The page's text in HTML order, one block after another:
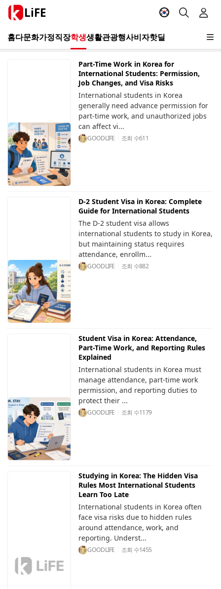
LiFE
홈다문화가정직장학생생활관광행사비자핫딜
Part-Time Work in Korea for
International Students: Permission,
Job Changes, and Visa Risks
International students in Korea
generally need advance permission for
part-time work, and unauthorized jobs
can affect vi...
GOODLIFE 조회 수611
D-2 Student Visa in Korea: Complete
Guide for International Students
The D-2 student visa allows
international students to study in Korea,
but maintaining status requires
attendance, enrollm...
GOODLIFE 조회 수882
Student Visa in Korea: Attendance,
Part-Time Work, and Reporting Rules
Explained
International students in Korea must
manage attendance, part-time work
permission, and reporting duties to
protect their ...
GOODLIFE 조회 수1179
Studying in Korea: The Hidden Visa
Rules Most International Students
Learn Too Late
International students in Korea often
face visa risks due to hidden rules
around attendance, work, and
reporting. Underst...
GOODLIFE 조회 수1455